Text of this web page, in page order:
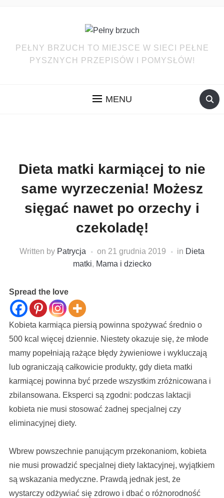
PEŁNY BRZUCH TO MIEJSCE W SIECI PEŁNE
PYSZNYCH PRZEPISÓW I POMYSŁÓW!
MENU
Dieta matki karmiącej to nie
same wyrzeczenia! Możesz
sięgać nawet po orzechy i
czekoladę!
Written by Patrycja on 21 grudnia 2019 in Dieta
matki, Mama i dziecko
Spread the love
Kobieta karmiąca piersią powinna spożywać średnio o
500 kcal więcej dziennie. Niestety okazuje się, że młode
mamy popełniają rażące błędy żywieniowe i wykluczają
lub ograniczają całkowicie produkty, gdy dieta matki
karmiącej powinna być przede wszystkim zróżnicowana i
zbilansowana. Eksperci są zgodni: podczas laktacji
kobieta nie musi stosować żadnej specjalnej czy
eliminacyjnej diety.
Wbrew powszechnie panującym przekonaniom, kobieta
nie musi prowadzić specjalnej diety laktacyjnej, wyjątkiem
są wskazania medyczne. Prawdą jednak jest, że
wystarczy odżywiać się zdrowo i dbać o różnorodność